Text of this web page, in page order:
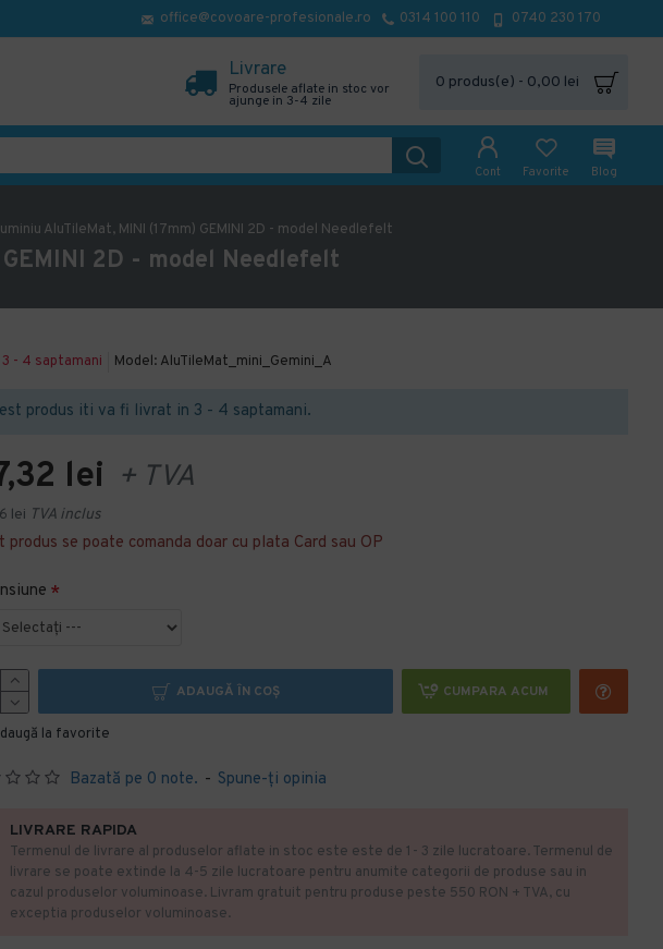
office@covoare-profesionale.ro 0314 100 110 0740 230 170
Livrare
Produsele aflate in stoc vor
ajunge in 3-4 zile
0 produs(e) - 0,00 lei
Cont Favorite Blog
AluTileMat, MINI (17mm) GEMINI 2D - model Needlefelt
2D - model Needlefelt
3 - 4 saptamani Model: AluTileMat_mini_Gemini_A
produs iti va fi livrat in 3 - 4 saptamani.
Bazată pe 0 note. - Spune-ţi opinia
lei + TVA
lei TVA inclus
produs se poate comanda doar cu plata Card sau OP
ADAUGĂ ÎN COŞ CUMPARA ACUM
la favorite
LIVRARE RAPIDA
Termenul de livrare al produselor aflate in stoc este este de 1- 3 zile lucratoare. Termenul de
livrare se poate extinde la 4-5 zile lucratoare pentru anumite categorii de produse sau in
cazul produselor voluminoase. Livram gratuit pentru produse peste 550 RON + TVA, cu
exceptia produselor voluminoase.